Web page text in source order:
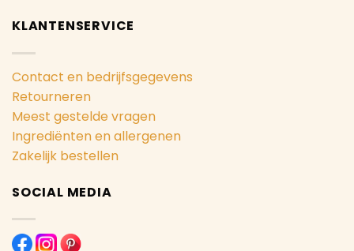
KLANTENSERVICE
Contact en bedrijfsgegevens
Retourneren
Meest gestelde vragen
Ingrediënten en allergenen
Zakelijk bestellen
SOCIAL MEDIA